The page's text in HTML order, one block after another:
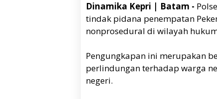
Dinamika Kepri | Batam -
tindak pidana penempatan
nonprosedural di wilayah
Pengungkapan ini merupakan
perlindungan terhadap warga
negeri.